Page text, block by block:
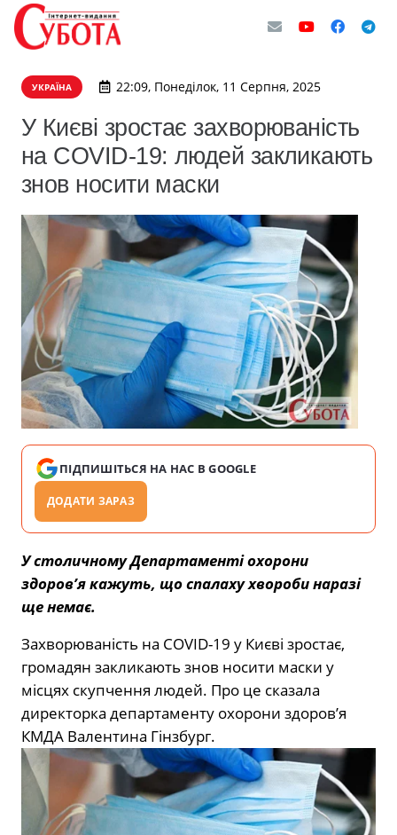
УКРАЇНА 22:09, Понеділок, 11 Серпня, 2025
У Києві зростає захворюваність
на COVID-19: людей закликають
знов носити маски
ПІДПИШІТЬСЯ НА НАС В GOOGLE
ДОДАТИ ЗАРАЗ
У столичному Департаменті охорони
здоров’я кажуть, що спалаху хвороби наразі
ще немає.
Захворюваність на COVID-19 у Києві зростає,
громадян закликають знов носити маски у
місцях скупчення людей. Про це сказала
директорка департаменту охорони здоров’я
КМДА Валентина Гінзбург.